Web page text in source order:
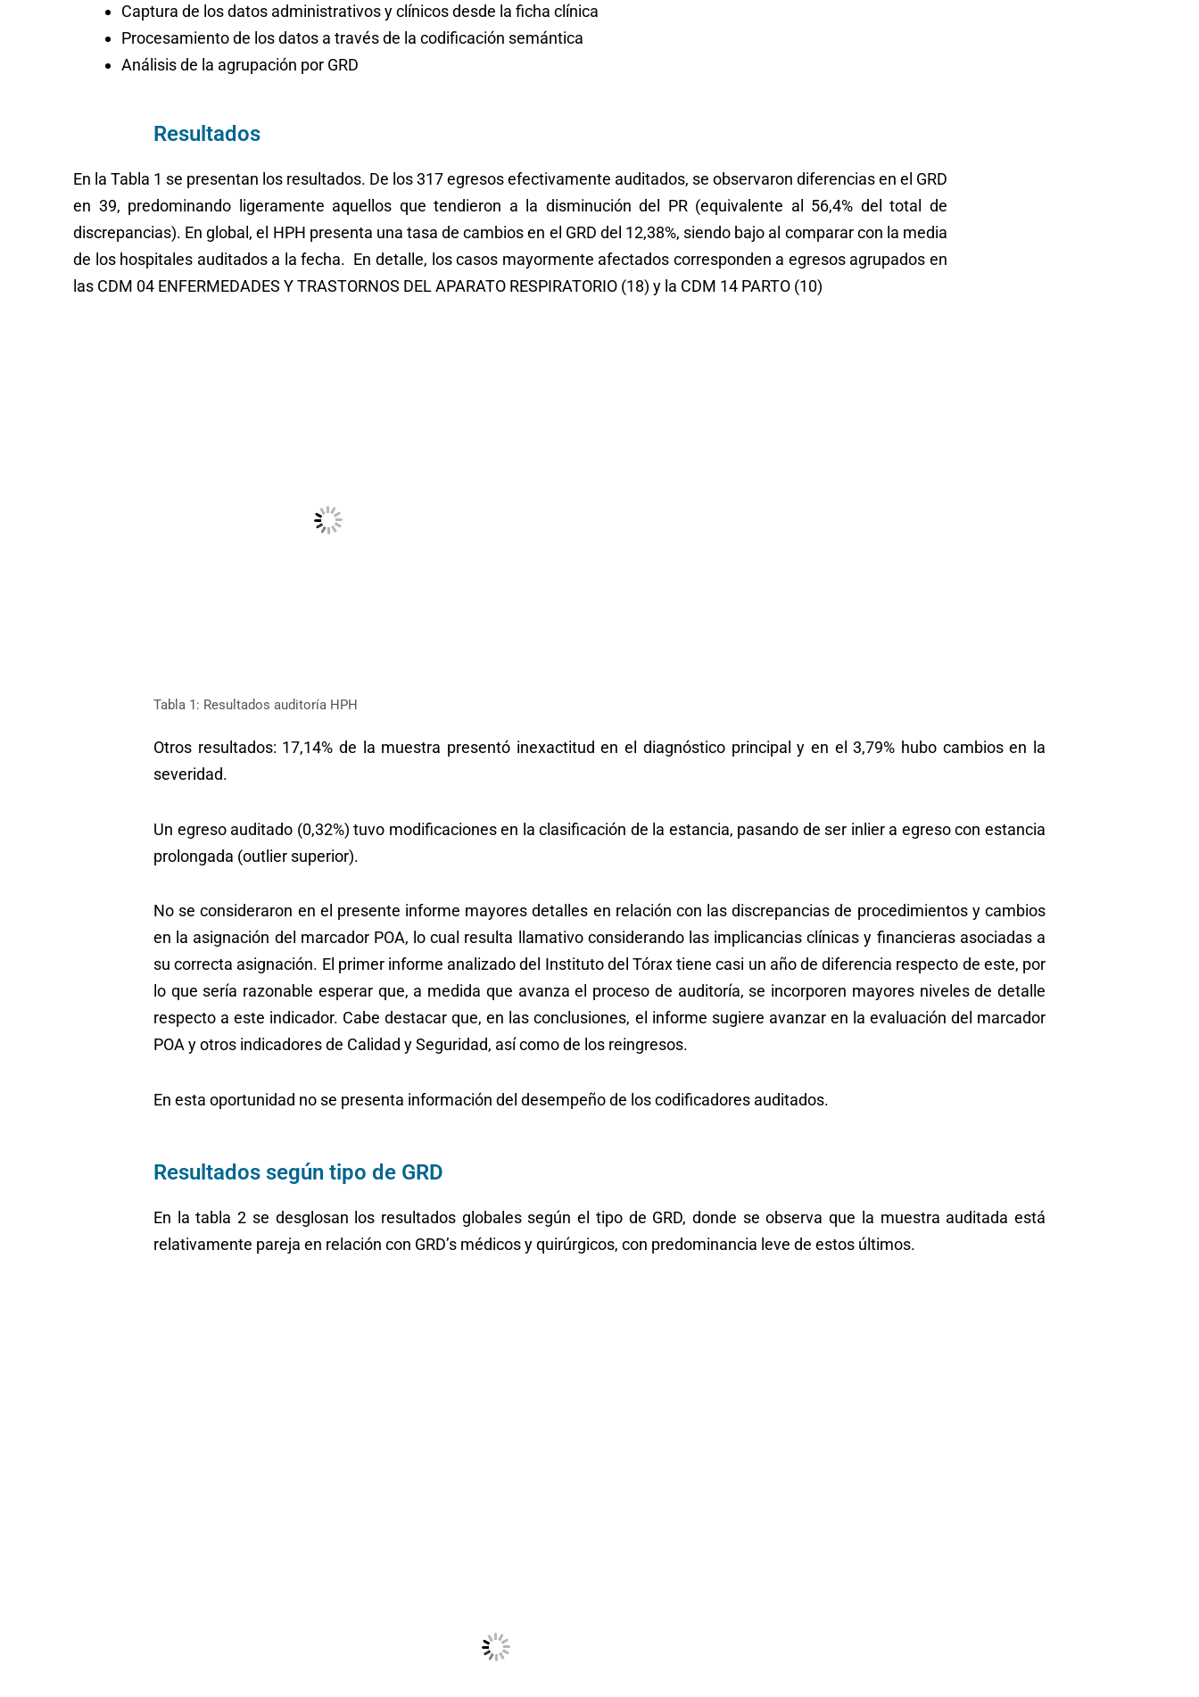
Captura de los datos administrativos y clínicos desde la ficha clínica
Procesamiento de los datos a través de la codificación semántica
Análisis de la agrupación por GRD
Resultados
En la Tabla 1 se presentan los resultados. De los 317 egresos efectivamente auditados, se observaron diferencias en el GRD
en 39, predominando ligeramente aquellos que tendieron a la disminución del PR (equivalente al 56,4% del total de
discrepancias). En global, el HPH presenta una tasa de cambios en el GRD del 12,38%, siendo bajo al comparar con la media
de los hospitales auditados a la fecha. En detalle, los casos mayormente afectados corresponden a egresos agrupados en
las CDM 04 ENFERMEDADES Y TRASTORNOS DEL APARATO RESPIRATORIO (18) y la CDM 14 PARTO (10)
Tabla 1: Resultados auditoría HPH
Otros resultados: 17,14% de la muestra presentó inexactitud en el diagnóstico principal y en el 3,79% hubo cambios en la
severidad.
Un egreso auditado (0,32%) tuvo modificaciones en la clasificación de la estancia, pasando de ser inlier a egreso con estancia
prolongada (outlier superior).
No se consideraron en el presente informe mayores detalles en relación con las discrepancias de procedimientos y cambios
en la asignación del marcador POA, lo cual resulta llamativo considerando las implicancias clínicas y financieras asociadas a
su correcta asignación. El primer informe analizado del Instituto del Tórax tiene casi un año de diferencia respecto de este, por
lo que sería razonable esperar que, a medida que avanza el proceso de auditoría, se incorporen mayores niveles de detalle
respecto a este indicador. Cabe destacar que, en las conclusiones, el informe sugiere avanzar en la evaluación del marcador
POA y otros indicadores de Calidad y Seguridad, así como de los reingresos.
En esta oportunidad no se presenta información del desempeño de los codificadores auditados.
Resultados según tipo de GRD
En la tabla 2 se desglosan los resultados globales según el tipo de GRD, donde se observa que la muestra auditada está
relativamente pareja en relación con GRD’s médicos y quirúrgicos, con predominancia leve de estos últimos.